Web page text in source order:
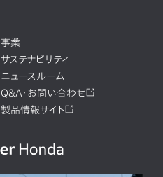
事業
サステナビリティ
ニュースルーム
Q&A・お問い合わせ
製品情報サイト